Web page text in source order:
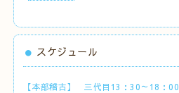
スケジュール
【本部稽古】 三代目13：30～18：00